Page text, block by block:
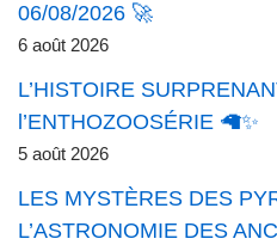
06/08/2026 🚀
6 août 2026
L’HISTOIRE
l’ENTHOZOOSÉRIE 🦙✨
5 août 2026
LES MYSTÈRES DES
L’ASTRONOMIE DES